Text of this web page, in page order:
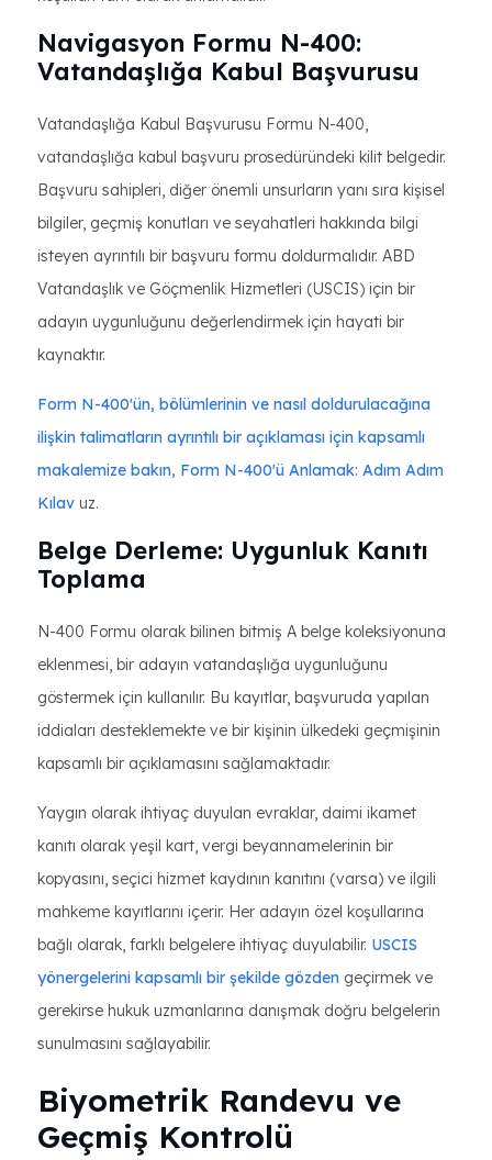
Navigasyon Formu N-400:
Vatandaşlığa Kabul Başvurusu
Vatandaşlığa Kabul Başvurusu Formu N-400,
vatandaşlığa kabul başvuru prosedüründeki kilit belgedir.
Başvuru sahipleri, diğer önemli unsurların yanı sıra kişisel
bilgiler, geçmiş konutları ve seyahatleri hakkında bilgi
isteyen ayrıntılı bir başvuru formu doldurmalıdır. ABD
Vatandaşlık ve Göçmenlik Hizmetleri (USCIS) için bir
adayın uygunluğunu değerlendirmek için hayati bir
kaynaktır.
Form N-400'ün, bölümlerinin ve nasıl doldurulacağına
ilişkin talimatların ayrıntılı bir açıklaması için kapsamlı
makalemize bakın, Form N-400'ü Anlamak: Adım Adım
Kılav uz.
Belge Derleme: Uygunluk Kanıtı
Toplama
N-400 Formu olarak bilinen bitmiş A belge koleksiyonuna
eklenmesi, bir adayın vatandaşlığa uygunluğunu
göstermek için kullanılır. Bu kayıtlar, başvuruda yapılan
iddiaları desteklemekte ve bir kişinin ülkedeki geçmişinin
kapsamlı bir açıklamasını sağlamaktadır.
Yaygın olarak ihtiyaç duyulan evraklar, daimi ikamet
kanıtı olarak yeşil kart, vergi beyannamelerinin bir
kopyasını, seçici hizmet kaydının kanıtını (varsa) ve ilgili
mahkeme kayıtlarını içerir. Her adayın özel koşullarına
bağlı olarak, farklı belgelere ihtiyaç duyulabilir. USCIS
yönergelerini kapsamlı bir şekilde gözden geçirmek ve
gerekirse hukuk uzmanlarına danışmak doğru belgelerin
sunulmasını sağlayabilir.
Biyometrik Randevu ve
Geçmiş Kontrolü